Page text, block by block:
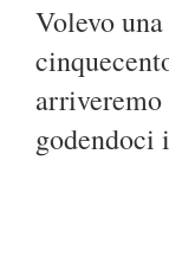
Volevo
arriveremo
godendoci